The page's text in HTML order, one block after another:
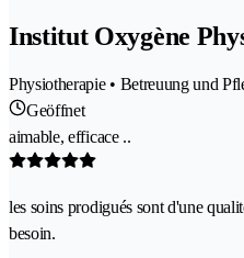
Institut Oxygène
Physiotherapie • Betreuung und
Geöffnet
aimable, efficace ..
les soins prodigués sont d'une
besoin.